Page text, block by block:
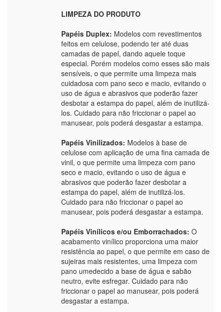
LIMPEZA DO PRODUTO
Papéis Duplex: Modelos com revestimentos
feitos em celulose, podendo ter até duas
camadas de papel, dando aquele toque
especial. Porém modelos como esses são mais
sensíveis, o que permite uma limpeza mais
cuidadosa com pano seco e macio, evitando o
uso de água e abrasivos que poderão fazer
desbotar a estampa do papel, além de inutilizá-
los. Cuidado para não friccionar o papel ao
manusear, pois poderá desgastar a estampa.
Papéis Vinilizados: Modelos à base de
celulose com aplicação de uma fina camada de
vinil, o que permite uma limpeza com pano
seco e macio, evitando o uso de água e
abrasivos que poderão fazer desbotar a
estampa do papel, além de inutilizá-los.
Cuidado para não friccionar o papel ao
manusear, pois poderá desgastar a estampa.
Papéis Vinílicos e/ou Emborrachados: O
acabamento vinílico proporciona uma maior
resistência ao papel, o que permite em caso de
sujeiras mais resistentes, uma limpeza com
pano umedecido a base de água e sabão
neutro, evite esfregar. Cuidado para não
friccionar o papel ao manusear, pois poderá
desgastar a estampa.